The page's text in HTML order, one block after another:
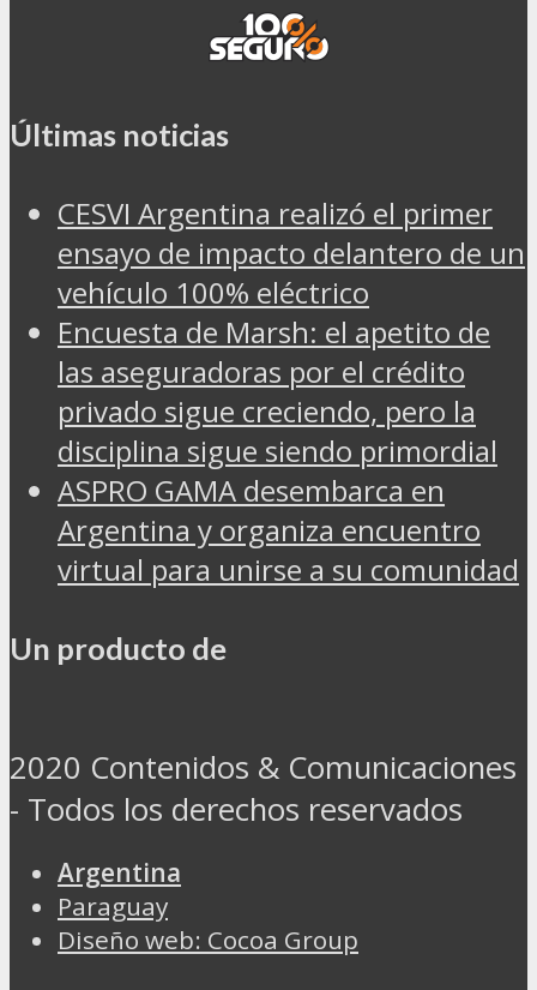
Últimas noticias
CESVI Argentina realizó el primer
ensayo de impacto delantero de un
vehículo 100% eléctrico
Encuesta de Marsh: el apetito de
las aseguradoras por el crédito
privado sigue creciendo, pero la
disciplina sigue siendo primordial
ASPRO GAMA desembarca en
Argentina y organiza encuentro
virtual para unirse a su comunidad
Un producto de
2020 Contenidos & Comunicaciones
- Todos los derechos reservados
Argentina
Paraguay
Diseño web: Cocoa Group